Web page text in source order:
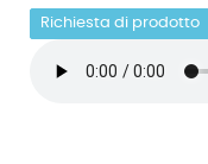
Richiesta di prodotto